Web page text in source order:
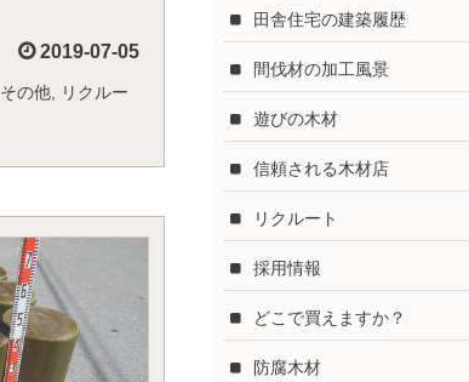
2019-07-05
その他
リクルー
田舎住宅の建築履歴
間伐材の加工風景
遊びの木材
信頼される木材店
リクルート
採用情報
どこで買えますか？
防腐木材